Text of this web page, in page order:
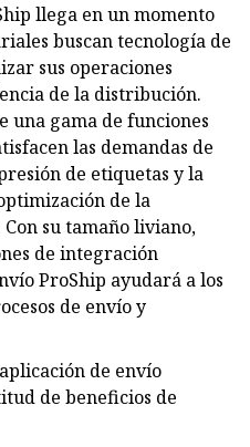
llega en un momento
buscan tecnología de
sus operaciones
de la distribución.
una gama de funciones
las demandas de
de etiquetas y la
de la
su tamaño liviano,
de integración
ProShip ayudará a los
de envío y
de envío
de beneficios de